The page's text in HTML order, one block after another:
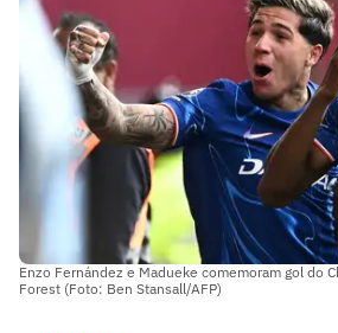
Enzo Fernández e Madueke comemoram gol do
Forest (Foto: Ben Stansall/AFP)